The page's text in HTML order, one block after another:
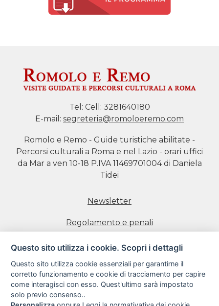
Tel: Cell: 3281640180
E-mail: segreteria@romoloeremo.com
Romolo e Remo - Guide turistiche abilitate -
Percorsi culturali a Roma e nel Lazio - orari uffici
da Mar a ven 10-18 P.IVA 11469701004 di Daniela
Tidei
Newsletter
Regolamento e penali
Prenotazione visite
Informativa estesa sull'uso dei Cookie
Informativa sulla Privacy
Questo sito utilizza i cookie. Scopri i dettagli
Questo sito utilizza cookie essenziali per garantirne il
corretto funzionamento e cookie di tracciamento per capire
come interagisci con esso. Quest'ultimo sarà impostato
solo previo consenso..